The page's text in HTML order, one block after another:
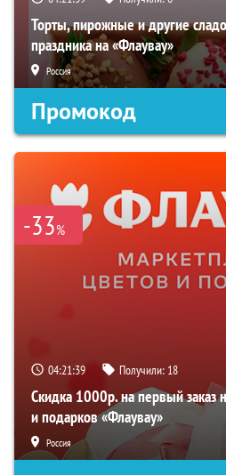
Торты, пирожные и другие
праздника на «Флаувау»
Россия
Промокод
-33%
04:21:38 Получили: 18
Скидка 1000р. на первый заказ
и подарков «Флаувау»
Россия